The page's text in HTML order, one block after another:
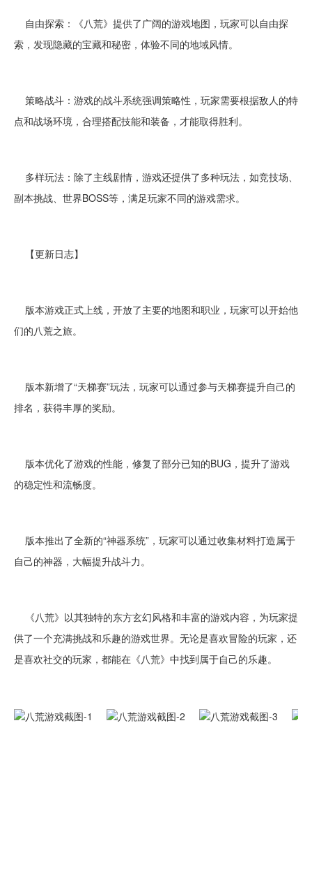
自由探索：《八荒》提供了广阔的游戏地图，玩家可以自由探
索，发现隐藏的宝藏和秘密，体验不同的地域风情。
策略战斗：游戏的战斗系统强调策略性，玩家需要根据敌人的特
点和战场环境，合理搭配技能和装备，才能取得胜利。
多样玩法：除了主线剧情，游戏还提供了多种玩法，如竞技场、
副本挑战、世界BOSS等，满足玩家不同的游戏需求。
【更新日志】
版本游戏正式上线，开放了主要的地图和职业，玩家可以开始他
们的八荒之旅。
版本新增了“天梯赛”玩法，玩家可以通过参与天梯赛提升自己的
排名，获得丰厚的奖励。
版本优化了游戏的性能，修复了部分已知的BUG，提升了游戏
的稳定性和流畅度。
版本推出了全新的“神器系统”，玩家可以通过收集材料打造属于
自己的神器，大幅提升战斗力。
《八荒》以其独特的东方玄幻风格和丰富的游戏内容，为玩家提
供了一个充满挑战和乐趣的游戏世界。无论是喜欢冒险的玩家，还
是喜欢社交的玩家，都能在《八荒》中找到属于自己的乐趣。